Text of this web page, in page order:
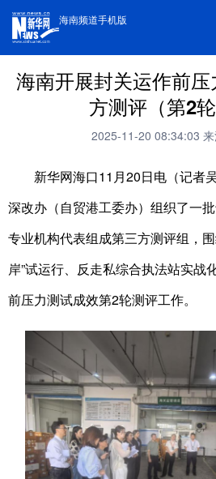
海南频道手机版
海南开展封关运作前
方测评（第2
2025-11-20 08:34:03
新华网海口11月20日电（记者
深改办（自贸港工委办）组织了一
专业机构代表组成第三方测评组，
岸”试运行、反走私综合执法站实战
前压力测试成效第2轮测评工作。